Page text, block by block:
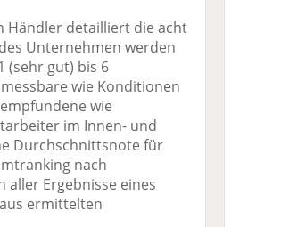
Händler detailliert die acht
Unternehmen werden
(sehr gut) bis 6
wie Konditionen
wie
im Innen- und
Durchschnittsnote für
nach
Ergebnisse eines
ermittelten